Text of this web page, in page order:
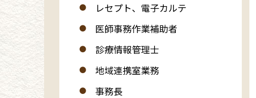
レセプト、電子カルテ
医師事務作業補助者
診療情報管理士
地域連携室業務
事務長